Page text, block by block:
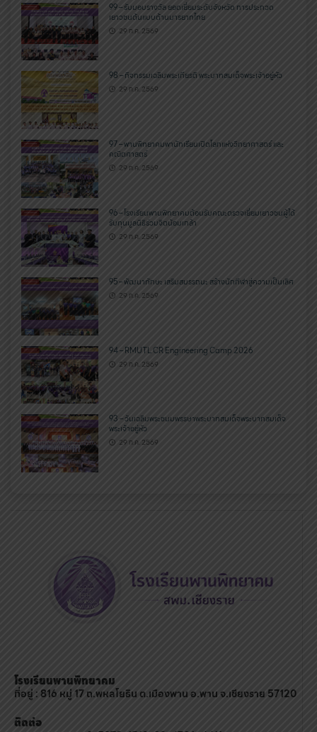
99 – รับมอบรางวัล ยอดเยี่ยมระดับจังหวัด การประกวด
เยาวชนต้นแบบด้านมารยาทไทย
29 ก.ค. 2569
98 – กิจกรรมเฉลิมพระเกียรติ พระบาทสมเด็จพระเจ้าอยู่หัว
29 ก.ค. 2569
97 – พานพิทยาคมพานักเรียนเปิดโลกแห่งวิทยาศาสตร์ และ
คณิตศาสตร์
29 ก.ค. 2569
96 – โรงเรียนพานพิทยาคมต้อนรับคณะตรวจเยี่ยมเยาวชนผู้ได้
รับทุนมูลนิธิร่วมจิตน้อมเกล้า
29 ก.ค. 2569
95 – พัฒนาทักษะ เสริมสมรรถนะ สร้างนักกีฬาสู่ความเป็นเลิศ
29 ก.ค. 2569
94 – RMUTL CR Engineering Camp 2026
29 ก.ค. 2569
93 – วันเฉลิมพระชนมพรรษาพระบาทสมเด็จพระบาทสมเด็จ
พระเจ้าอยู่หัว
29 ก.ค. 2569
โรงเรียนพานพิทยาคม
ที่อยู่ : 816 หมู่ 17 ถ.พหลโยธิน ต.เมืองพาน อ.พาน จ.เชียงราย 57120
ติดต่อ